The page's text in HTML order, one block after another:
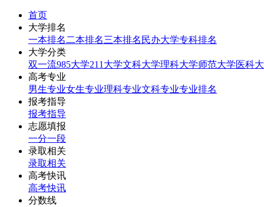
首页
大学排名
一本排名 二本排名三本排名 民办大学专科排名
大学分类
双一流985大学211大学文科大学理科大学师范大学医科
高考专业
男生专业女生专业理科专业文科专业专业排名
报考指导
报考指导
志愿填报
一分一段
录取相关
录取相关
高考快讯
高考快讯
分数线